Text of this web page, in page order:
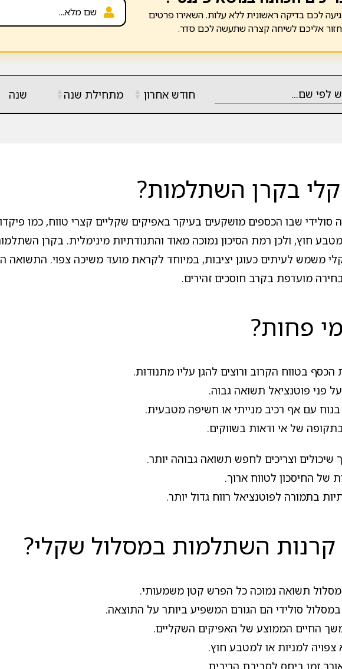
לכם בדיקה ראשונית ללא עלות. השאירו פרטים
אליכם לשיחה קצרה שתעשה לכם סדר.
חודש אחרון ▲
▼ מתחילת שנה▲
▼ שנה
בקרן השתלמות?
שבו הכספים מושקעים בעיקר באפיקים שקליים קצרי טווח, כמו
חוץ, ולכן רמת הסיכון נמוכה מאוד והתנודתיות מינימלית. בקרן
משמש לעיתים כעוגן יציבות, במיוחד לקראת מועד משיכה צפוי. התשואה
מועדפת בקרב חוסכים זהירים.
פחות?
בטווח הקרוב ורוצים להגן עליו מתנודות.
פני פוטנציאל תשואה גבוה.
בנוח עם אף רכיב מנייתי או חשיפה מטבעית.
של אי ודאות בשווקים.
שיכולים וצריכים לחפש תשואה גבוהה יותר.
החיסכון לטווח ארוך.
בתמורה לפוטנציאל רווח גדול יותר.
קרנות השתלמות במסלול שקלי?
תשואה נמוכה כל הפרש קטן משמעותי.
סולידי הם הגורם המשפיע ביותר על התוצאה.
החיים הממוצע של האפיקים השקליים.
למניות או למטבע חוץ.
זמן ביחס לסביבת הריבית.